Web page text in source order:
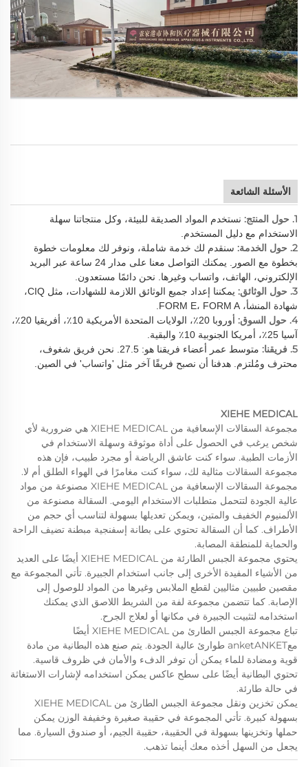
الأسئلة الشائعة
1. حول المنتج:
نستخدم المواد الصديقة للبيئة، وكل منتجاتنا سهلة
الاستخدام مع دليل المستخدم.
2. حول الخدمة:
سنقدم لك خدمة شاملة، ونوفر لك معلومات خطوة
بخطوة مع الصور. يمكنك التواصل معنا على مدار 24 ساعة عبر البريد
الإلكتروني، الهاتف، واتساب وغيرها. نحن دائمًا مستعدون.
3. حول الوثائق:
يمكننا إعداد جميع الوثائق اللازمة للشهادات، مثل CIQ،
شهادة المنشأ، FORM E، FORM A.
4. حول السوق:
أوروبا 20٪، الولايات المتحدة الأمريكية 10٪، أفريقيا 20٪،
آسيا 25٪، أمريكا الجنوبية 10٪ والبقية.
5. فريقنا:
متوسط عمر أعضاء فريقنا هو: 27.5. نحن فريق شغوف،
محترف ومُلتزم. هدفنا أن نصبح فريقًا آخر مثل 'واتساب' في الصين.
XIEHE MEDICAL
مجموعة السقالات الإسعافية من XIEHE MEDICAL هي ضرورية لأي
شخص يرغب في الحصول على أداة موثوقة وسهلة الاستخدام في
الأزمات الطبية. سواء كنت عاشق الرياضة أو مجرد طبيب، فإن هذه
مجموعة السقالات مثالية لك، سواء كنت مغامرًا في الهواء الطلق أم لا.
مجموعة السقالات الإسعافية من XIEHE MEDICAL مصنوعة من مواد
عالية الجودة لتتحمل متطلبات الاستخدام اليومي. السقالة مصنوعة من
الألمنيوم الخفيف والمتين، ويمكن تعديلها بسهولة لتناسب أي حجم من
الأطراف. كما أن السقالة تحتوي على بطانة إسفنجية مبطنة تضيف الراحة
والحماية للمنطقة المصابة.
يحتوي مجموعة الجبس الطارئة من XIEHE MEDICAL أيضًا على العديد
من الأشياء المفيدة الأخرى إلى جانب استخدام الجبيرة. تأتي المجموعة مع
مقصين طبيين مثاليين لقطع الملابس وغيرها من المواد للوصول إلى
الإصابة. كما تتضمن مجموعة لفة من الشريط اللاصق الذي يمكنك
استخدامه لتثبيت الجبيرة في مكانها أو لعلاج الجرح.
تباع مجموعة الجبس الطارئ من XIEHE MEDICAL أيضًا
معanketANKET طوارئ عالية الجودة. يتم صنع هذه البطانية من مادة
قوية ومضادة للماء يمكن أن توفر الدفء والأمان في ظروف قاسية.
تحتوي البطانية أيضًا على سطح عاكس يمكن استخدامه لإشارات الاستغاثة
في حالة طارئة.
يمكن تخزين ونقل مجموعة الجبس الطارئ من XIEHE MEDICAL
بسهولة كبيرة. تأتي المجموعة في حقيبة صغيرة وخفيفة الوزن يمكن
حملها وتخزينها بسهولة في الحقيبة، حقيبة الجيم، أو صندوق السيارة. مما
يجعل من السهل أخذه معك أينما تذهب.